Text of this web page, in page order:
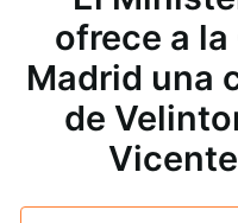
ofrece a
Madrid una
de